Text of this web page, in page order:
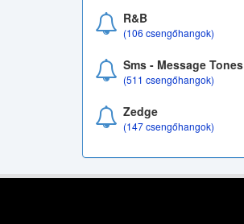
R&B
(106 csengőhangok)
Sms - Message Tones
(511 csengőhangok)
Zedge
(147 csengőhangok)